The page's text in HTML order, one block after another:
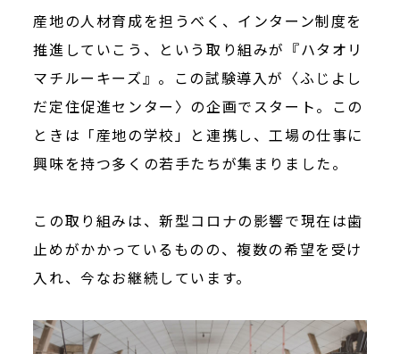
産地の人材育成を担うべく、インターン制度を
推進していこう、という取り組みが『ハタオリ
マチルーキーズ』。この試験導入が〈ふじよし
だ定住促進センター〉の企画でスタート。この
ときは「産地の学校」と連携し、工場の仕事に
興味を持つ多くの若手たちが集まりました。
この取り組みは、新型コロナの影響で現在は歯
止めがかかっているものの、複数の希望を受け
入れ、今なお継続しています。